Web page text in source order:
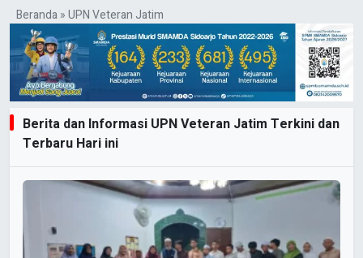
Beranda»UPN Veteran Jatim
Berita dan Informasi UPN Veteran Jatim Terkini dan
Terbaru Hari ini